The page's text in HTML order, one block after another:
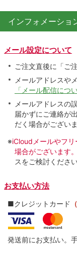
インフォメーショ
メール設定について
ご注文直後に「ご
メールアドレスや
「メール配信につい
メールアドレスの
届かずにご連絡が
だく場合がございま
※iCloudメールやフ
場合がございます。
スをご検討くださ
お支払い方法
■クレジットカード
発送前にお支払い。